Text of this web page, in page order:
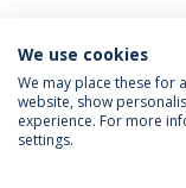
ÚLTIMAS NOTÍCIAS
Política de
We use cookies
We may place these for
website, show
experience. For more
settings.